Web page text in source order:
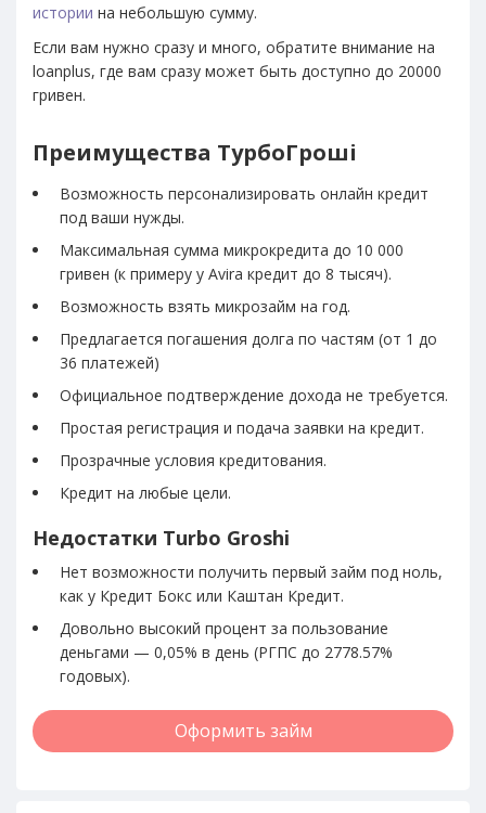
истории на небольшую сумму.
Если вам нужно сразу и много, обратите внимание на
loanplus, где вам сразу может быть доступно до 20000
гривен.
Преимущества ТурбоГроші
Возможность персонализировать онлайн кредит
под ваши нужды.
Максимальная сумма микрокредита до 10 000
гривен (к примеру у Avira кредит до 8 тысяч).
Возможность взять микрозайм на год.
Предлагается погашения долга по частям (от 1 до
36 платежей)
Официальное подтверждение дохода не требуется.
Простая регистрация и подача заявки на кредит.
Прозрачные условия кредитования.
Кредит на любые цели.
Недостатки Turbo Groshi
Нет возможности получить первый займ под ноль,
как у Кредит Бокс или Каштан Кредит.
Довольно высокий процент за пользование
деньгами — 0,05% в день (РГПС до 2778.57%
годовых).
Оформить займ